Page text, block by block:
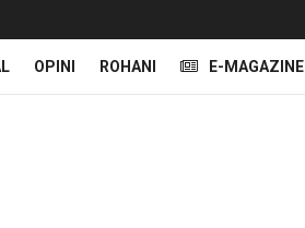
OPINI ROHANI E-MAGAZINE